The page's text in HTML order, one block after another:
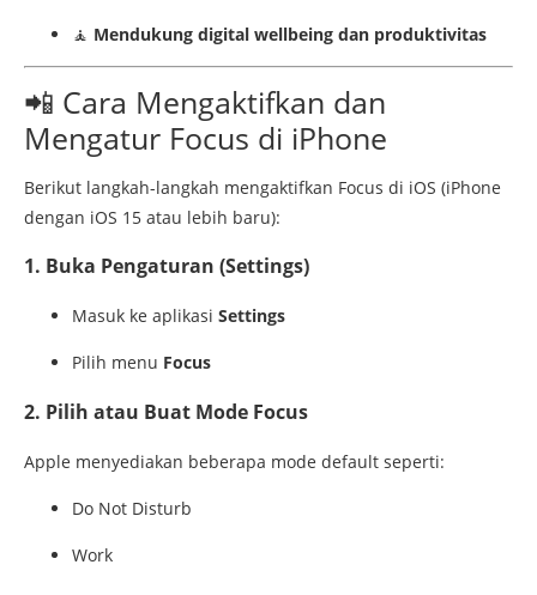
🧘 Mendukung digital wellbeing dan produktivitas
📲 Cara Mengaktifkan dan
Mengatur Focus di iPhone
Berikut langkah-langkah mengaktifkan Focus di iOS (iPhone
dengan iOS 15 atau lebih baru):
1. Buka Pengaturan (Settings)
Masuk ke aplikasi Settings
Pilih menu Focus
2. Pilih atau Buat Mode Focus
Apple menyediakan beberapa mode default seperti:
Do Not Disturb
Work